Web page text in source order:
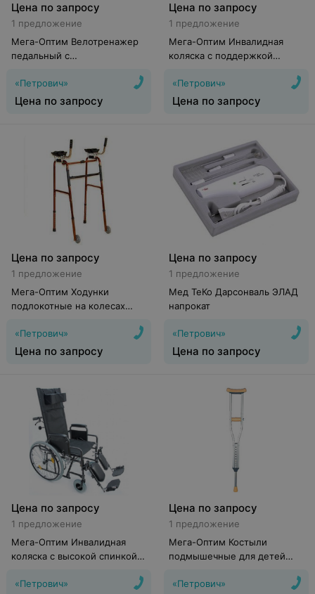
Цена по запросу
1 предложение
Мега-Оптим Велотренажер
педальный с
50CE
«Петрович»
Цена по запросу
Цена по запросу
1 предложение
Мега-Оптим Инвалидная
коляска с поддержкой
«Петрович»
Цена по запросу
Цена по запросу
1 предложение
Мега-Оптим Ходунки
подлокотные на колесах
«Петрович»
Цена по запросу
Цена по запросу
1 предложение
Мед ТеКо Дарсонваль ЭЛАД
напрокат
«Петрович»
Цена по запросу
Цена по запросу
1 предложение
Мега-Оптим Инвалидная
коляска с высокой спинкой
«Петрович»
Цена по запросу
1 предложение
Мега-Оптим Костыли
подмышечные для детей
«Петрович»